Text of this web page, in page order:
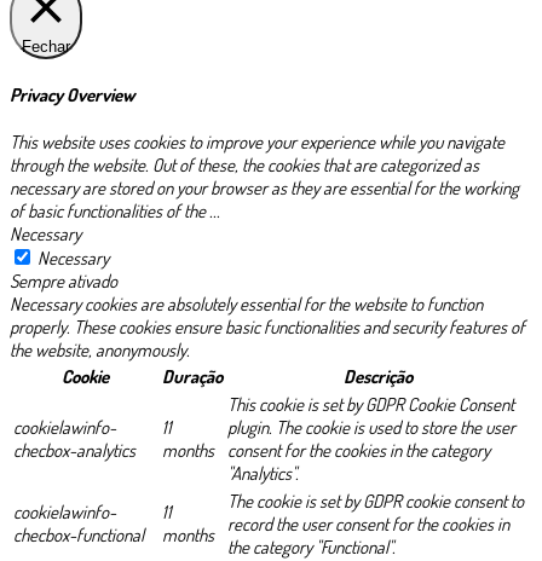
Fechar
Privacy Overview
This website uses cookies to improve your experience while you navigate
through the website. Out of these, the cookies that are categorized as
necessary are stored on your browser as they are essential for the working
of basic functionalities of the...
Necessary
Necessary
Sempre ativado
Necessary cookies are absolutely essential for the website to function
properly. These cookies ensure basic functionalities and security features of
the website, anonymously.
Cookie
Duração Descrição
cookielawinfo-
checbox-analytics
11
months
This cookie is set by GDPR Cookie Consent
plugin. The cookie is used to store the user
consent for the cookies in the category
"Analytics".
cookielawinfo-
checbox-functional
11
months
The cookie is set by GDPR cookie consent to
record the user consent for the cookies in
the category "Functional".